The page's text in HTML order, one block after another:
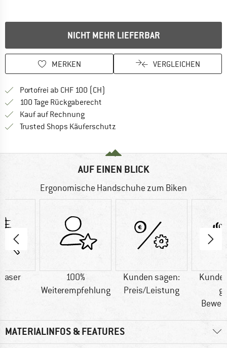
NICHT MEHR LIEFERBAR
MERKEN VERGLEICHEN
Portofrei ab CHF 100 (CH)
100 Tage Rückgaberecht
Kauf auf RechnungFinde die Zahlungs-Infos hier! Öffnet
Trusted Shops Käuferschutz
AUF EINEN BLICK
Ergonomische Handschuhe zum Biken
100%
Weiterempfehlung
Kunden sagen:
Preis/Leistung
MATERIALINFOS & FEATURES